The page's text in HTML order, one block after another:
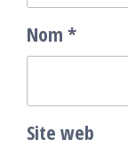
Nom *
Site web